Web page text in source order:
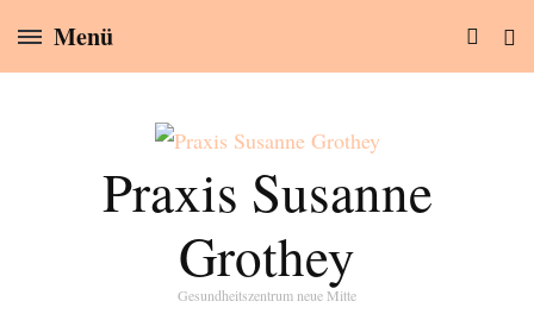
Menü
Praxis Susanne
Grothey
Gesundheitszentrum neue Mitte